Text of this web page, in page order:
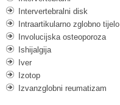
Intervertebralni disk
Intraartikularno zglobno tijelo
Involucijska osteoporoza
Ishijalgija
Iver
Izotop
Izvanzglobni reumatizam